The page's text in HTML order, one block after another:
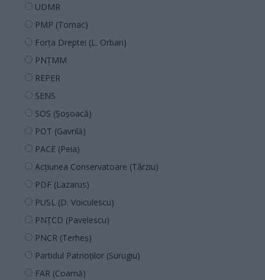
UDMR
PMP (Tomac)
Forța Dreptei (L. Orban)
PNȚMM
REPER
SENS
SOS (Șoșoacă)
POT (Gavrilă)
PACE (Peia)
Acțiunea Conservatoare (Târziu)
PDF (Lazarus)
PUSL (D. Voiculescu)
PNȚCD (Pavelescu)
PNCR (Terheș)
Partidul Patrioților (Surugiu)
FAR (Coarnă)